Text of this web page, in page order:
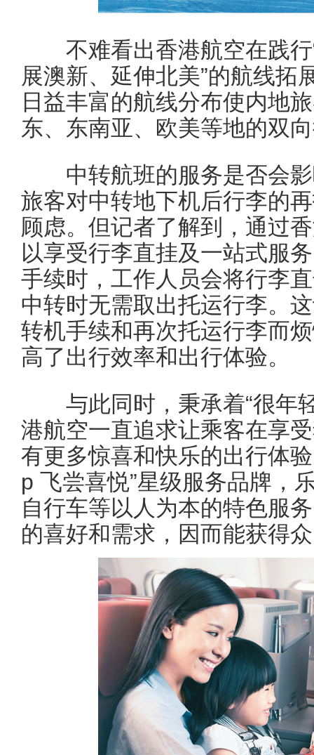
不难看出香港航空在践行
展澳新、延伸北美”的航线拓
日益丰富的航线分布使内地
东、东南亚、欧美等地的双
中转航班的服务是否会影
旅客对中转地下机后行李的
顾虑。但记者了解到，通过
以享受行李直挂及一站式服
手续时，工作人员会将行李
中转时无需取出托运行李。
转机手续和再次托运行李而
高了出行效率和出行体验。
与此同时，秉承着“很年
港航空一直追求让乘客在享
有更多惊喜和快乐的出行体
p 飞尝喜悦”星级服务品牌，
自行车等以人为本的特色服
的喜好和需求，因而能获得